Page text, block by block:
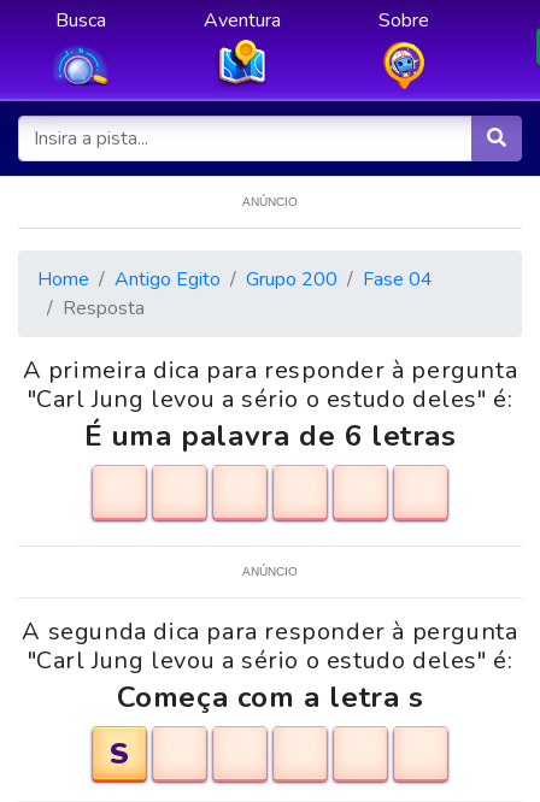
Busca Aventura Sobre
ANÚNCIO
Home Antigo Egito Grupo 200
Fase 04
Resposta
A primeira dica para responder à pergunta
"Carl Jung levou a sério o estudo deles" é:
É uma palavra de 6 letras
ANÚNCIO
A segunda dica para responder à pergunta
"Carl Jung levou a sério o estudo deles" é:
Começa com a letra s
S